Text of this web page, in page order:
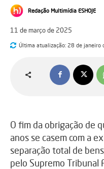
Redação Multimídia ESHOJE
11 de março de 2025
Última atualização: 28 de janeiro
O fim da obrigação de
anos se casem com a
separação total de
pelo Supremo Tribunal